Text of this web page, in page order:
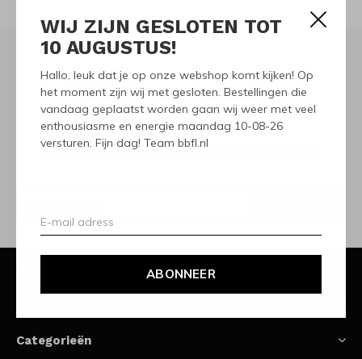
WIJ ZIJN GESLOTEN TOT
10 AUGUSTUS!
Hallo, leuk dat je op onze webshop komt kijken! Op
het moment zijn wij met gesloten. Bestellingen die
vandaag geplaatst worden gaan wij weer met veel
enthousiasme en energie maandag 10-08-26
versturen. Fijn dag! Team bbfl.nl
ABONNEER
Meld je aan voor onze
nieuwsbrief
Ontvang de nieuwste aanbiedingen en promoties
Categorieën